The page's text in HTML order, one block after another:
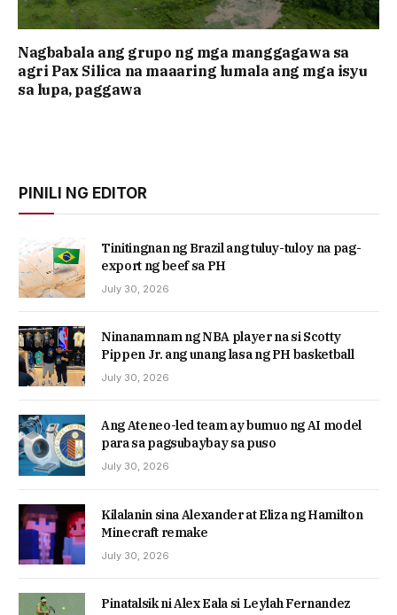
Nagbabala ang grupo ng mga manggagawa sa
agri Pax Silica na maaaring lumala ang mga isyu
sa lupa, paggawa
PINILI NG EDITOR
Tinitingnan ng Brazil ang tuluy-tuloy na pag-
export ng beef sa PH
July 30, 2026
Ninanamnam ng NBA player na si Scotty
Pippen Jr. ang unang lasa ng PH basketball
July 30, 2026
Ang Ateneo-led team ay bumuo ng AI model
para sa pagsubaybay sa puso
July 30, 2026
Kilalanin sina Alexander at Eliza ng Hamilton
Minecraft remake
July 30, 2026
Pinatalsik ni Alex Eala si Leylah Fernandez